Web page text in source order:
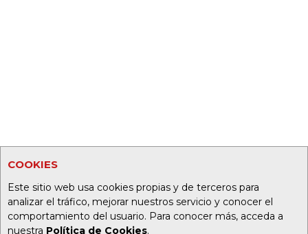
COOKIES
Este sitio web usa cookies propias y de terceros para
analizar el tráfico, mejorar nuestros servicio y conocer el
comportamiento del usuario. Para conocer más, acceda a
nuestra Política de Cookies.